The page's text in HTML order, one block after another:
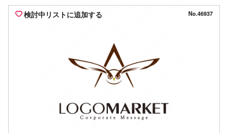
検討中リストに追加する No.46937